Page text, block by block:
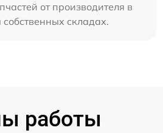
от производителя в
складах.
работы